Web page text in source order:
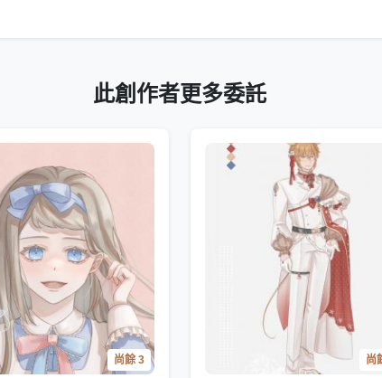
此創作者更多委託
尚餘 3 尚